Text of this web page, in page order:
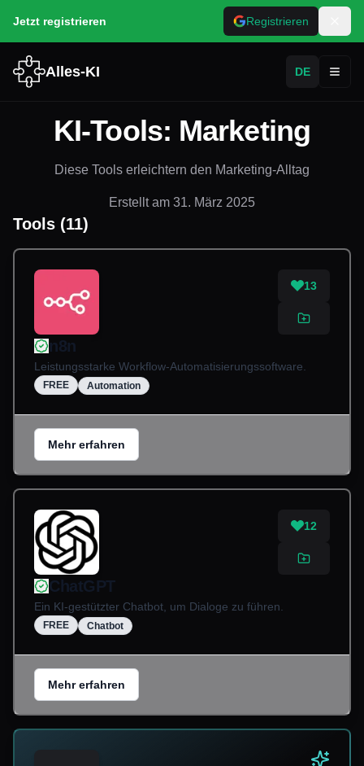
Jetzt registrieren Registrieren
Alles-KI DE
KI-Tools: Marketing
Diese Tools erleichtern den Marketing-Alltag
Erstellt am 31. März 2025
Tools (11)
13
n8n
Leistungsstarke Workflow-Automatisierungssoftware.
FREE Automation
Mehr erfahren
12
ChatGPT
Ein KI-gestützter Chatbot, um Dialoge zu führen.
FREE Chatbot
Mehr erfahren